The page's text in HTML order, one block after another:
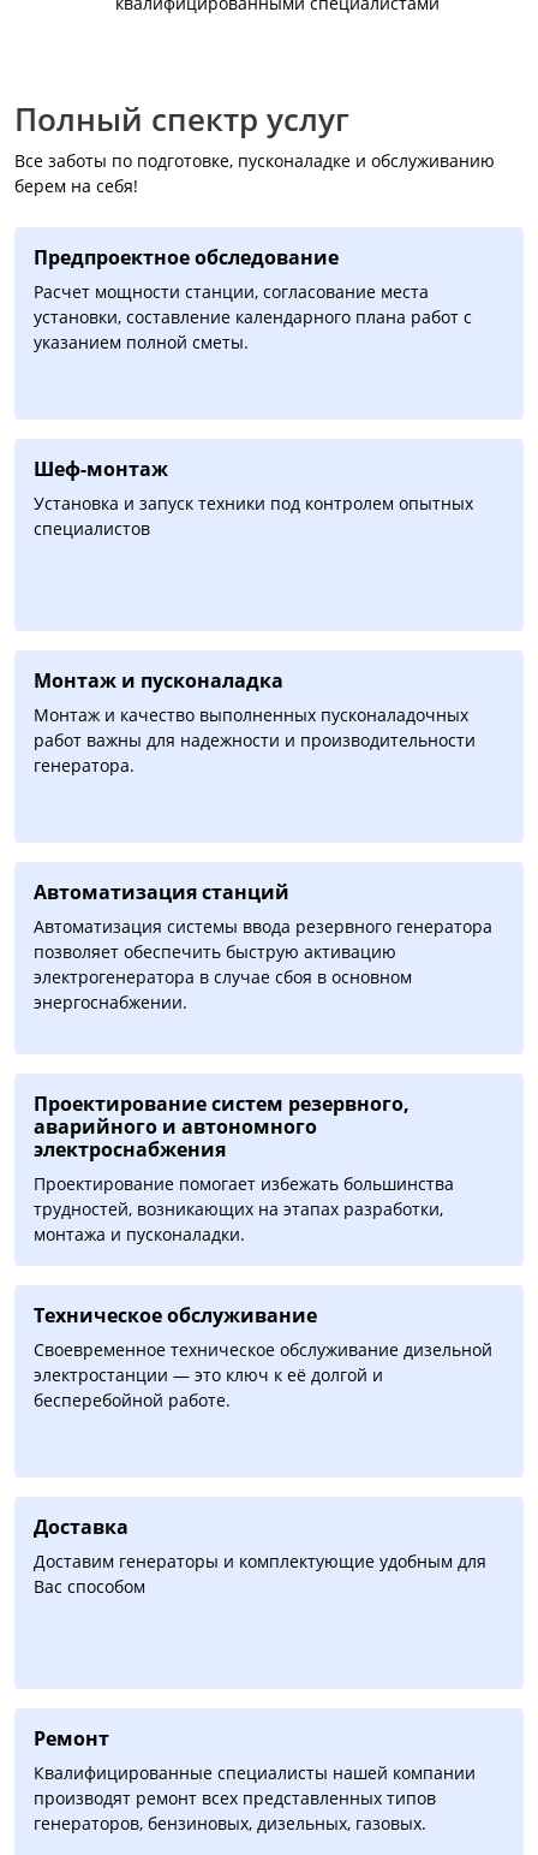
Полный спектр услуг
Все заботы по подготовке, пусконаладке и обслуживанию
берем на себя!
Предпроектное обследование
Расчет мощности станции, согласование места
установки, составление календарного плана работ с
указанием полной сметы.
Шеф-монтаж
Установка и запуск техники под контролем опытных
специалистов
Монтаж и пусконаладка
Монтаж и качество выполненных пусконаладочных
работ важны для надежности и производительности
генератора.
Автоматизация cтанций
Автоматизация системы ввода резервного генератора
позволяет обеспечить быструю активацию
электрогенератора в случае сбоя в основном
энергоснабжении.
Проектирование систем резервного,
аварийного и автономного
электроснабжения
Проектирование помогает избежать большинства
трудностей, возникающих на этапах разработки,
монтажа и пусконаладки.
Техническое обслуживание
Своевременное техническое обслуживание дизельной
электростанции — это ключ к её долгой и
бесперебойной работе.
Доставка
Доставим генераторы и комплектующие удобным для
Вас способом
Ремонт
Квалифицированные специалисты нашей компании
производят ремонт всех представленных типов
генераторов, бензиновых, дизельных, газовых.